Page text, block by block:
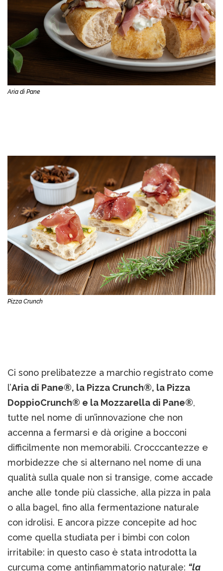
Aria di Pane
Pizza Crunch
Ci sono prelibatezze a marchio registrato come
l’Aria di Pane®, la Pizza Crunch®, la Pizza
DoppioCrunch® e la Mozzarella di Pane®,
tutte nel nome di un’innovazione che non
accenna a fermarsi e dà origine a bocconi
difficilmente non memorabili. Crocccantezze e
morbidezze che si alternano nel nome di una
qualità sulla quale non si transige, come accade
anche alle tonde più classiche, alla pizza in pala
o alla bagel, fino alla fermentazione naturale
con idrolisi. E ancora pizze concepite ad hoc
come quella studiata per i bimbi con colon
irritabile: in questo caso è stata introdotta la
curcuma come antinfiammatorio naturale: “la